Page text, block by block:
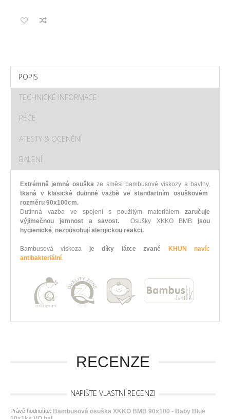
POPIS
TECHNICKÉ INFORMACE
PÉČE
ATESTY & OCENĚNÍ
BALENÍ
Extrémně jemná osuškaze směsi bambusové viskozy a bavlny,
tkaná v klasické dutinné vazbě ve standartním osuškovém
rozměru 90x100cm.
Dutinná vazba ve spojení s použitým materiálem zaručuje
výjimečnou jemnost a savost. Osušky XKKO BMB jsou
hygienické, nezpůsobují alergickou reakci.
Bambusová viskoza je díky látce zvané
KHUN navíc
antibakteriální.
RECENZE
NAPIŠTE VLASTNÍ RECENZI
Právě hodnotíte: Bambusová osuška XKKO BMB 90x100 - Baby Blue